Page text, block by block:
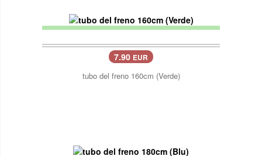
7.90 EUR
tubo del freno 160cm (Verde)